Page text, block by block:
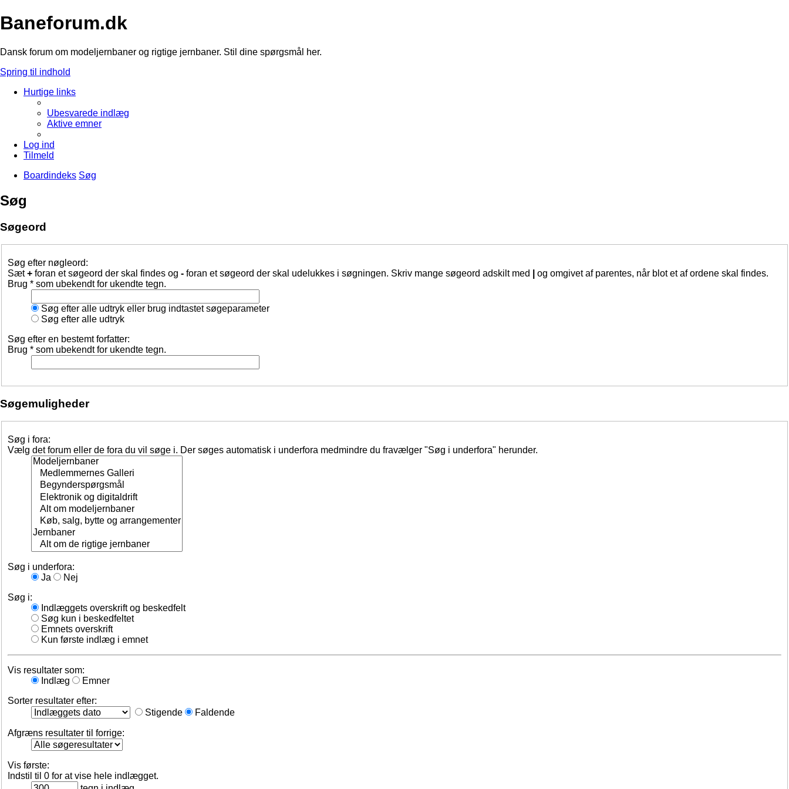
Baneforum.dk
Dansk forum om modeljernbaner og rigtige jernbaner. Stil dine spørgsmål her.
Spring til indhold
Hurtige links
Ubesvarede indlæg
Aktive emner
Log ind
Tilmeld
Boardindeks Søg
Søg
Søgeord
Søg efter nøgleord:
Sæt+ foran et søgeord der skal findes og - foran et søgeord der skal udelukkes i søgningen. Skriv mange søgeord adskilt med
og omgivet af parentes, når blot et af ordene skal findes.
Brug * som ubekendt for ukendte tegn.
Søg efter alle udtryk eller brug indtastet søgeparameter
Søg efter alle udtryk
Søg efter en bestemt forfatter:
Brug * som ubekendt for ukendte tegn.
Søgemuligheder
Søg i fora:
Vælg det forum eller de fora du vil søge i. Der søges automatisk i underfora medmindre du fravælger "Søg i underfora" herunder.
Søg i underfora:
Ja
Nej
Søg i:
Indlæggets overskrift og beskedfelt
Søg kun i beskedfeltet
Emnets overskrift
Kun første indlæg i emnet
Vis resultater som:
Indlæg
Emner
Sorter resultater efter:
Stigende
Faldende
Afgræns resultater til forrige:
Vis første:
Indstil til 0 for at vise hele indlægget.